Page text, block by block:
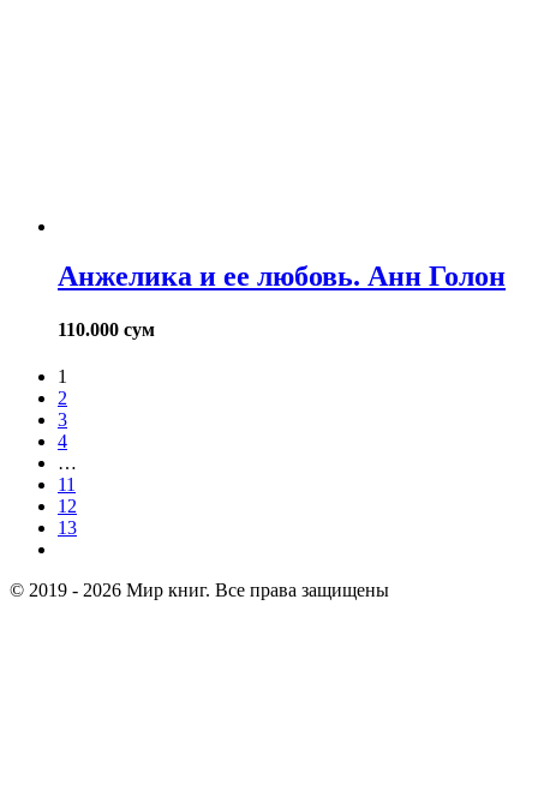
Анжелика и ее любовь. Анн Голон
110.000 сум
1
2
3
4
…
11
12
13
© 2019 - 2026 Мир книг. Все права защищены